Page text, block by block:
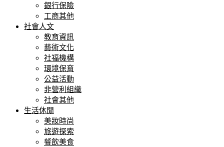
銀行保險
工商其他
社會人文
教育資訊
藝術文化
社福機構
環境保育
公益活動
非營利組織
社會其他
生活休閒
美妝時尚
旅遊探索
餐飲美食